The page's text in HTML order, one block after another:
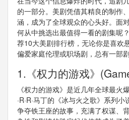
的一部分。美剧凭借其精良的制作
涵，成为了全球观众的心头好。面
何从中挑选出最值得一看的剧集呢
荐10大美剧排行榜，无论你是喜欢
偏爱家庭伦理或职场剧，总有一部
1.《权力的游戏》
《权力的游戏》是近几年全球最火
·R·R·马丁的《冰与火之歌》系列
争夺铁王座的故事，充满了权谋、